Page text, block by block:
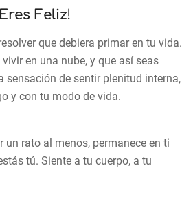
Eres Feliz!
que debiera primar en tu vida.
en una nube, y que así seas
sensación de sentir plenitud interna,
y con tu modo de vida.
un rato al menos, permanece en ti
tú. Siente a tu cuerpo, a tu